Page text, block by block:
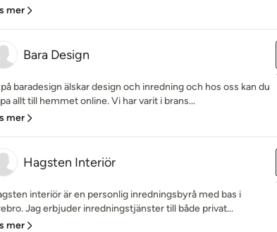
mer
Bara Design
baradesign älskar design och inredning och hos oss kan du
allt till hemmet online. Vi har varit i brans...
mer
Hagsten Interiör
interiör är en personlig inredningsbyrå med bas i
Jag erbjuder inredningstjänster till både privat...
mer